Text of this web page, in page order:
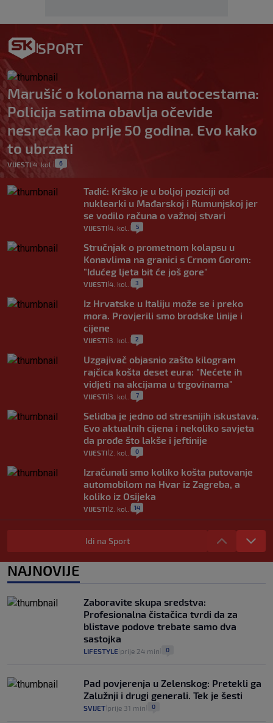
SPORT
Marušić o kolonama na autocestama:
Policija satima obavlja očevide
nesreća kao prije 50 godina. Evo kako
to ubrzati
VIJESTI 4. kol. 6
Tadić: Krško je u boljoj poziciji od
nuklearki u Mađarskoj i Rumunjskoj jer
se vodilo računa o važnoj stvari
VIJESTI 4. kol. 5
Stručnjak o prometnom kolapsu u
Konavlima na granici s Crnom Gorom:
"Idućeg ljeta bit će još gore"
VIJESTI 4. kol. 3
Iz Hrvatske u Italiju može se i preko
mora. Provjerili smo brodske linije i
cijene
VIJESTI 3. kol. 2
Uzgajivač objasnio zašto kilogram
rajčica košta deset eura: "Nećete ih
vidjeti na akcijama u trgovinama"
VIJESTI 3. kol. 7
Selidba je jedno od stresnijih iskustava.
Evo aktualnih cijena i nekoliko savjeta
da prođe što lakše i jeftinije
VIJESTI 2. kol. 0
Izračunali smo koliko košta putovanje
automobilom na Hvar iz Zagreba, a
koliko iz Osijeka
VIJESTI 2. kol. 14
"Kći je otišla na more, a zaboravila
zdravstvenu iskaznicu". Kakva su prava
pacijenata izvan mjesta prebivališta?
1
Plenković na 15 dana ukine mjere: "Ne bi
se dogodilo ništa. Vlada se zaljubila u te
intervencije"
30. srp. 25
Idi na Sport
NAJNOVIJE
Zaboravite skupa sredstva:
Profesionalna čistačica tvrdi da za
blistave podove trebate samo dva
sastojka
LIFESTYLE prije 24 min 0
Pad povjerenja u Zelenskog: Pretekli ga
Zalužnji i drugi generali. Tek je šesti
SVIJET prije 31 min 0